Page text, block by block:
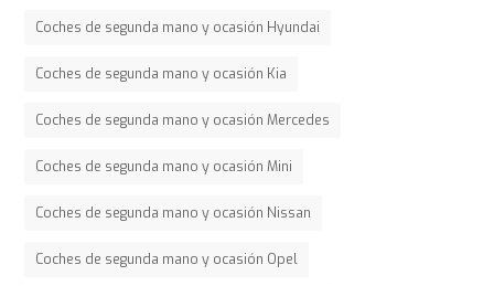
Coches de segunda mano y ocasión Hyundai
Coches de segunda mano y ocasión Kia
Coches de segunda mano y ocasión Mercedes
Coches de segunda mano y ocasión Mini
Coches de segunda mano y ocasión Nissan
Coches de segunda mano y ocasión Opel